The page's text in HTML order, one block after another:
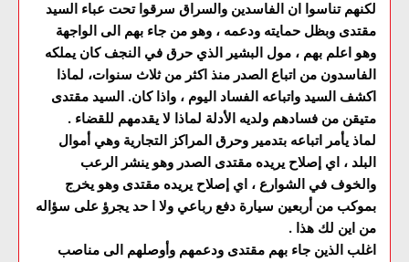
لكنهم تناسوا ان الفاسدين والسراق سرقوا تحت عباء السيد
مقتدى وبظل حمايته ودعمه ، وهو من جاء بهم الى الواجهة
وهو اعلم بهم ، مول البشير الذي حرق في النجف كان يملكه
الفاسدون من اتباع الصدر منذ اكثر من ثلاث سنوات، لماذا
اكشف السيد واتباعه الفساد اليوم ، واذا كان. السيد مقتدى
متيقن من فسادهم ولديه الأدلة لماذا لا يقدمهم للقضاء .
لماذ يأمر اتباعه بتدمير وحرق المراكز التجارية وهي أموال
البلد ، اي إصلاح يريده مقتدى الصدر وهو ينشر الرعب
والخوف في الشوارع ، اي إصلاح يريده مقتدى وهو يخرج
بموكب من أربعين سيارة دفع رباعي ولا ا حد يجرؤ على سؤاله
من اين لك هذا .
اغلب الذين جاء بهم مقتدى ودعمهم وأوصلهم الى مناصب